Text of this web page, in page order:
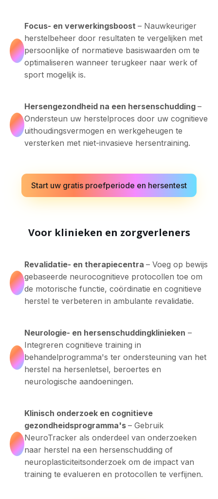
Focus- en verwerkingsboost – Nauwkeuriger
herstelbeheer door resultaten te vergelijken met
persoonlijke of normatieve basiswaarden om te
optimaliseren wanneer terugkeer naar werk of
sport mogelijk is.
Hersengezondheid na een hersenschudding –
Ondersteun uw herstelproces door uw cognitieve
uithoudingsvermogen en werkgeheugen te
versterken met niet-invasieve hersentraining.
Start uw gratis proefperiode en hersentest
Voor klinieken en zorgverleners
Revalidatie- en therapiecentra – Voeg op bewijs
gebaseerde neurocognitieve protocollen toe om
de motorische functie, coördinatie en cognitieve
herstel te verbeteren in ambulante revalidatie.
Neurologie- en hersenschuddingklinieken –
Integreren cognitieve training in
behandelprogramma's ter ondersteuning van het
herstel na hersenletsel, beroertes en
neurologische aandoeningen.
Klinisch onderzoek en cognitieve
gezondheidsprogramma's – Gebruik
NeuroTracker als onderdeel van onderzoeken
naar herstel na een hersenschudding of
neuroplasticiteitsonderzoek om de impact van
training te evalueren en protocollen te verfijnen.